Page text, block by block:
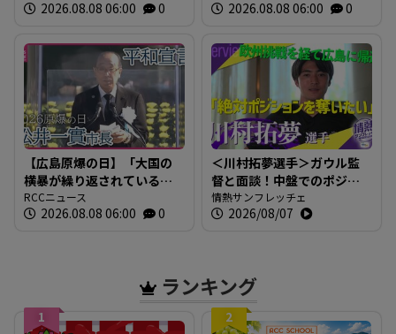
2026年広島平和記念式典
2026.08.08 06:00 0
2026年広島平和記念式典
2026.08.08 06:00 0
【広島原爆の日】「大国の
横暴が繰り返されている」
広島市・松井市長 世界の
為政者に核兵器廃絶への取
RCCニュース
2026.08.08 06:00 0
＜川村拓夢選手＞ガウル監
督と面談！中盤でのポジシ
ョン争いに本気で挑む【情
熱サンフレッチェ】
情熱サンフレッチェ
2026/08/07
ランキング
1 2